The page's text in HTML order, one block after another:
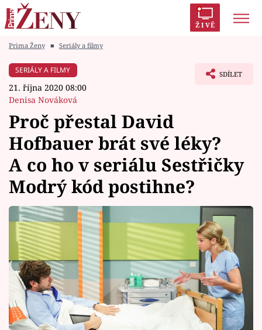
ŽIVĚ
Módní alarm
Témata
Celebrity
Vztahy
Seriály
Horoskopy
Sledujte prima+
Filmový festival Karlovy Vary
Prima Ženy ■ Seriály a filmy
SERIÁLY A FILMY
21. října 2020 08:00
Denisa Nováková
SDÍLET
Proč přestal David
Hofbauer brát své léky?
A co ho v seriálu Sestřičky
Modrý kód postihne?